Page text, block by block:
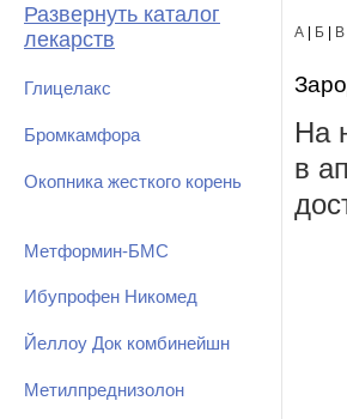
Развернуть каталог
лекарств
Глицелакс
Бромкамфора
Окопника жесткого корень
Метформин-БМС
Ибупрофен Никомед
Йеллоу Док комбинейшн
Метилпреднизолон
А Б В
На
в